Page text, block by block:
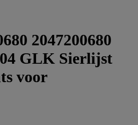
2047200680
GLK Sierlijst
voor